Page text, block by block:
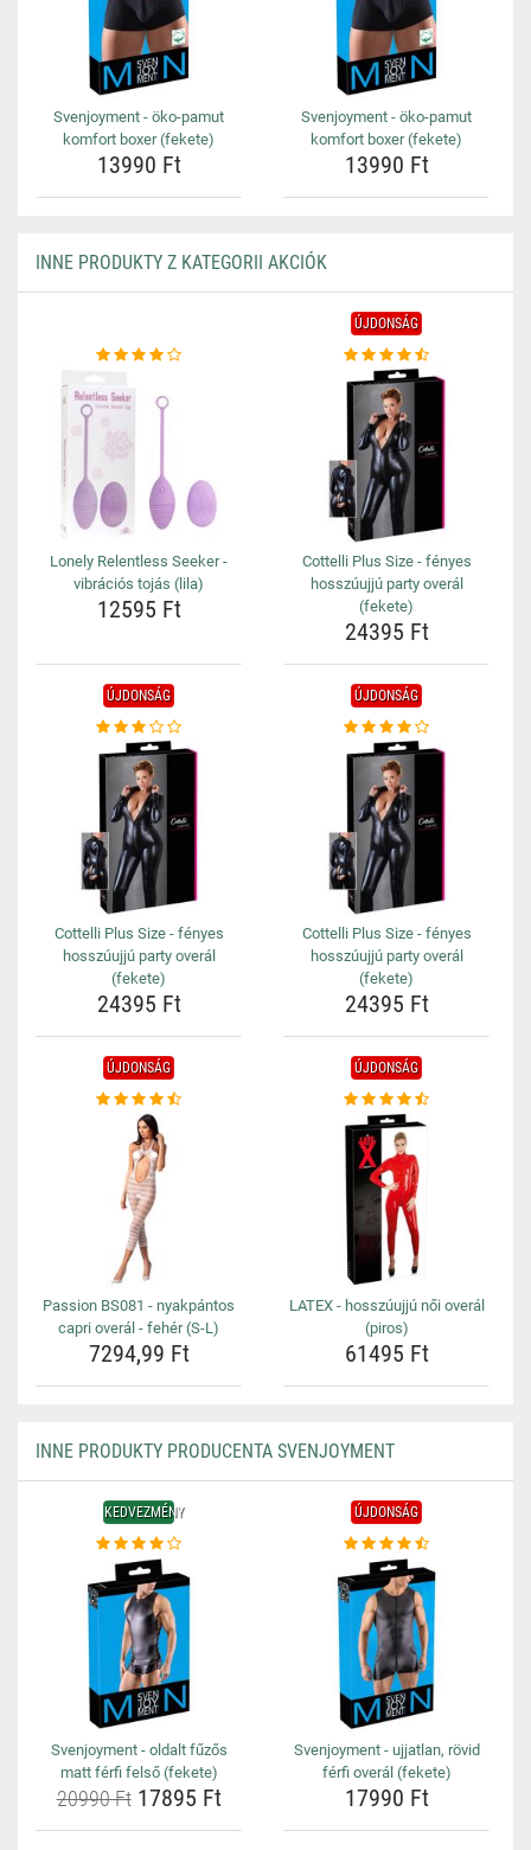
Svenjoyment - öko-pamut
komfort boxer (fekete)
13990 Ft
Svenjoyment - öko-pamut
komfort boxer (fekete)
13990 Ft
INNE PRODUKTY Z KATEGORII AKCIÓK
Lonely Relentless Seeker -
vibrációs tojás (lila)
12595 Ft
ÚJDONSÁG
Cottelli Plus Size - fényes
hosszúujjú party overál
(fekete)
24395 Ft
ÚJDONSÁG
Cottelli Plus Size - fényes
hosszúujjú party overál
(fekete)
24395 Ft
ÚJDONSÁG
Cottelli Plus Size - fényes
hosszúujjú party overál
(fekete)
24395 Ft
ÚJDONSÁG
Passion BS081 - nyakpántos
capri overál - fehér (S-L)
7294,99 Ft
ÚJDONSÁG
LATEX - hosszúujjú női overál
(piros)
61495 Ft
INNE PRODUKTY PRODUCENTA SVENJOYMENT
KEDVEZMÉNY
Svenjoyment - oldalt fűzős
matt férfi felső (fekete)
20990 Ft17895 Ft
ÚJDONSÁG
Svenjoyment - ujjatlan, rövid
férfi overál (fekete)
17990 Ft